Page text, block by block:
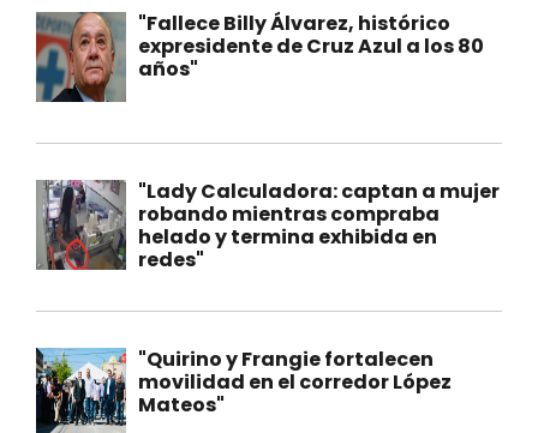
"Fallece Billy Álvarez, histórico
expresidente de Cruz Azul a los 80
años"
"Lady Calculadora: captan a mujer
robando mientras compraba
helado y termina exhibida en
redes"
"Quirino y Frangie fortalecen
movilidad en el corredor López
Mateos"